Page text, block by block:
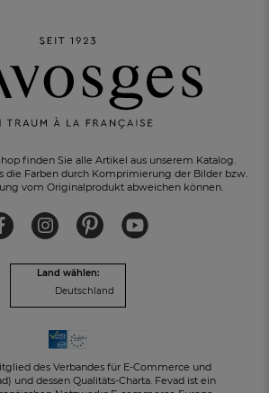
finden Sie alle Artikel aus unserem Katalog.
die Farben durch Komprimierung der Bilder bzw.
vom Originalprodukt abweichen können.
Land wählen:
Deutschland
des Verbandes für E-Commerce und
und dessen Qualitäts-Charta. Fevad ist ein